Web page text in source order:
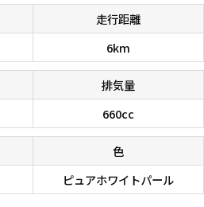
走行距離
6km
排気量
660cc
色
ピュアホワイトパール